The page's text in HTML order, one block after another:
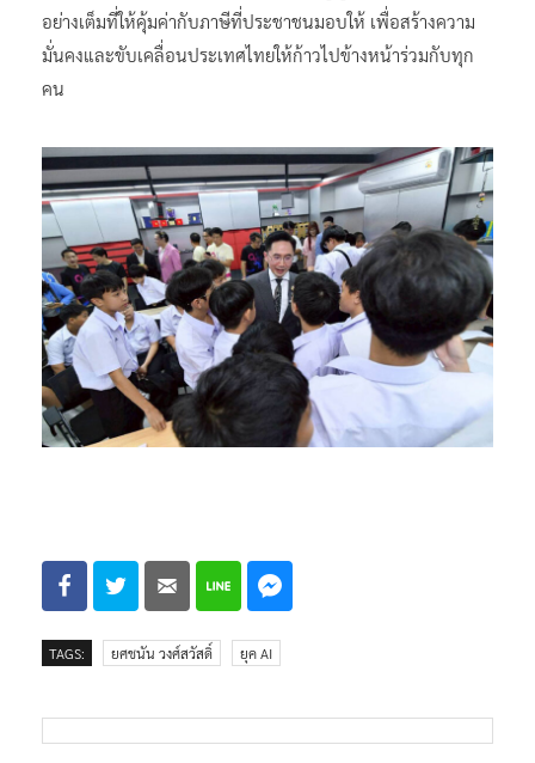
อย่างเต็มที่ให้คุ้มค่ากับภาษีที่ประชาชนมอบให้ เพื่อสร้างความ
มั่นคงและขับเคลื่อนประเทศไทยให้ก้าวไปข้างหน้าร่วมกับทุก
คน
TAGS: ยศชนัน วงศ์สวัสดิ์ ยุค AI